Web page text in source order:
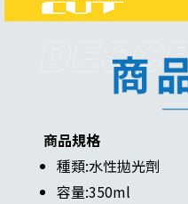
商品規格
種類:水性拋光劑
容量:350ml